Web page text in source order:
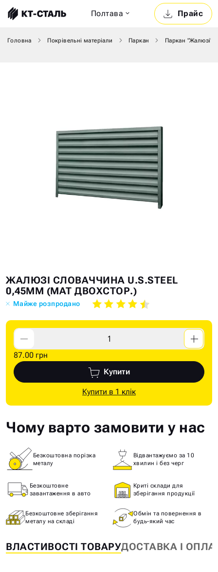
Прайс
Полтава
Головна Покрівельні матеріали Паркан Паркан "Жалюзі"
Skip
to
the
of
the
images
gallery
Skip
to
the
beginning
of
the
images
gallery
ЖАЛЮЗІ СЛОВАЧЧИНА U.S.STEEL
0,45ММ (MAT ДВОХСТОР.)
Майже розпродано
87.00 грн
Купити
Купити в 1 клік
Чому варто замовити у нас
Безкоштовна порізка
металу
Відвантажуємо за 10
хвилин і без черг
Безкоштовне
завантаження в авто
Криті склади для
зберігання продукції
Безкоштовне зберігання
металу на складі
Обмін та повернення в
будь-який час
ВЛАСТИВОСТІ ТОВАРУДОСТАВКА І